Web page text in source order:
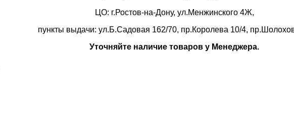
ЦО: г.Ростов-на-Дону, ул.Менжинского 4Ж,
пункты выдачи: ул.Б.Садовая 162/70, пр.Королева 10/4,
Уточняйте наличие товаров у Менеджера.